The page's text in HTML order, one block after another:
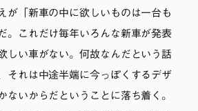
が「新車の中に欲しいものは一台も
。これだけ毎年いろんな新車が発表
しい車がない。何故なんだという話
それは中途半端に今っぽくするデザ
ないからだということに落ち着く。